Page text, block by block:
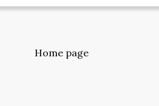
Home page